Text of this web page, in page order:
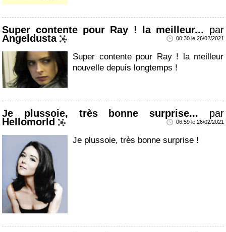
Super contente pour Ray ! la meilleur... par
Angeldusta 00:30 le 26/02/2021
Super contente pour Ray ! la meilleur
nouvelle depuis longtemps !
Je plussoie, très bonne surprise... par
Hellomorld 06:59 le 26/02/2021
Je plussoie, très bonne surprise !